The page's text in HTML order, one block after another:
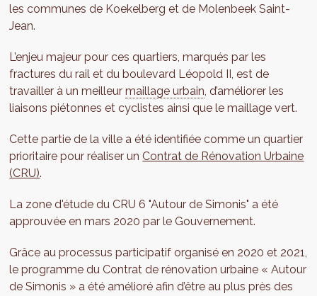
les communes de Koekelberg et de Molenbeek Saint-
Jean.
L’enjeu majeur pour ces quartiers, marqués par les
fractures du rail et du boulevard Léopold II, est de
travailler à un meilleurmaillage urbain, d’améliorer les
liaisons piétonnes et cyclistes ainsi que le maillage vert.
Cette partie de la ville a été identifiée comme un quartier
prioritaire pour réaliser unContrat de Rénovation Urbaine
(CRU).
La zone d'étude du CRU 6 "Autour de Simonis" a été
approuvée en mars 2020 par le Gouvernement.
Grâce au processus participatif organisé en 2020 et 2021,
le programme du Contrat de rénovation urbaine « Autour
de Simonis » a été amélioré afin d’être au plus près des